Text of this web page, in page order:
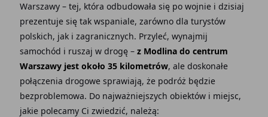
Warszawy – tej, która odbudowała się po wojnie i dzisiaj
prezentuje się tak wspaniale, zarówno dla turystów
polskich, jak i zagranicznych. Przyleć, wynajmij
samochód i ruszaj w drogę – z Modlina do centrum
Warszawy jest około 35 kilometrów, ale doskonałe
połączenia drogowe sprawiają, że podróż będzie
bezproblemowa. Do najważniejszych obiektów i miejsc,
jakie polecamy Ci zwiedzić, należą: